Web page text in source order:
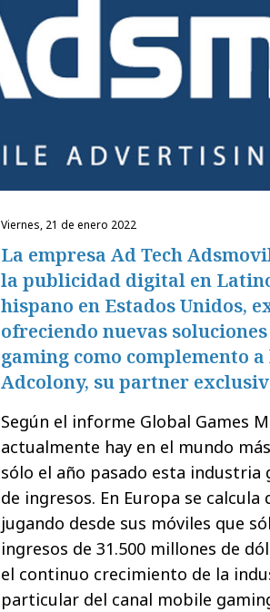
viernes, 21 de enero 2022
La empresa Ad Tech
la publicidad digital en
hispano en Estados Unidos,
ofreciendo nuevas
gaming como complemento
Adcolony, su partner
Según el informe Global Games
actualmente hay en el mundo
sólo el año pasado esta industria
de ingresos. En Europa se
jugando desde sus móviles que
ingresos de 31.500 millones de
el continuo crecimiento de la
particular del canal mobile